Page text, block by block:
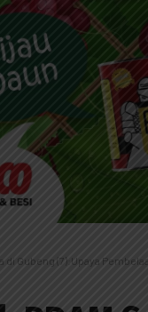
di Gubeng (7):Upaya